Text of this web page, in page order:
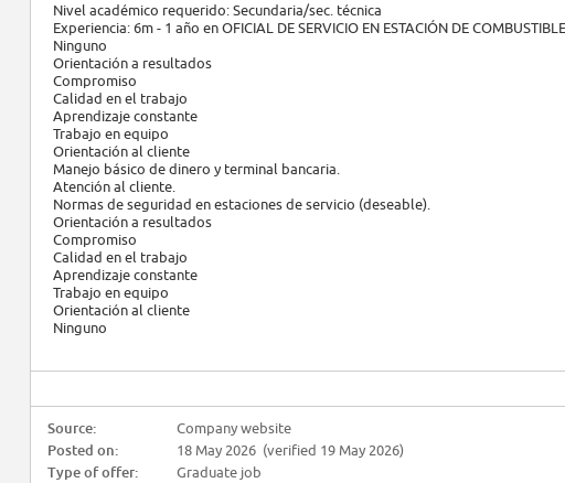
Nivel académico requerido: Secundaria/sec. técnica
Experiencia: 6m - 1 año en OFICIAL DE SERVICIO EN ESTACIÓN DE COMBUSTIBLE
Ninguno
Orientación a resultados
Compromiso
Calidad en el trabajo
Aprendizaje constante
Trabajo en equipo
Orientación al cliente
Manejo básico de dinero y terminal bancaria.
Atención al cliente.
Normas de seguridad en estaciones de servicio (deseable).
Orientación a resultados
Compromiso
Calidad en el trabajo
Aprendizaje constante
Trabajo en equipo
Orientación al cliente
Ninguno
Source:
Company website
Posted on:
18 May 2026 (verified 19 May 2026)
Type of offer:
Graduate job